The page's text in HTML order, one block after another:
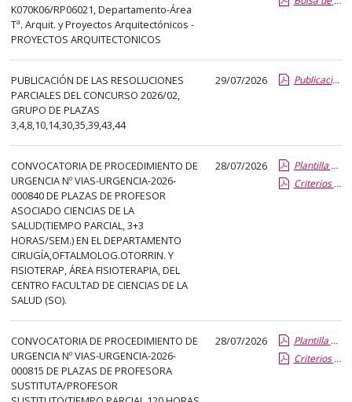
tabla
encontrará
los
anuncios
del
tablón
seleccionado
En
la
primera
columna
el
título
del
anuncio,
en
la
segunda
columna
fecha
más
reciente
K070K06/RP06021, Departamento-Área
Tª. Arquit. y Proyectos Arquitectónicos -
PROYECTOS ARQUITECTONICOS
PUBLICACIÓN DE LAS RESOLUCIONES
PARCIALES DEL CONCURSO 2026/02,
GRUPO DE PLAZAS
3,4,8,10,14,30,35,39,43,44
29/07/2026 Publicaciones parciales
CONVOCATORIA DE PROCEDIMIENTO DE
URGENCIA Nº VIAS-URGENCIA-2026-
000840 DE PLAZAS DE PROFESOR
ASOCIADO CIENCIAS DE LA
SALUD(TIEMPO PARCIAL, 3+3
HORAS/SEM.) EN EL DEPARTAMENTO
CIRUGÍA,OFTALMOLOG.OTORRIN. Y
FISIOTERAP, ÁREA FISIOTERAPIA, DEL
CENTRO FACULTAD DE CIENCIAS DE LA
SALUD (SO).
28/07/2026
Plantilla de Publicacion Vias de Urgencia
Criterios especificos
CONVOCATORIA DE PROCEDIMIENTO DE
URGENCIA Nº VIAS-URGENCIA-2026-
000815 DE PLAZAS DE PROFESORA
SUSTITUTA/PROFESOR
28/07/2026
Plantilla de Publicacion Vias de Urgencia
Criterios especificos